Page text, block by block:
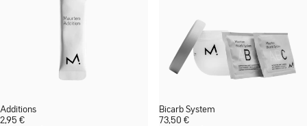
Additions
2,95 €
Bicarb System
73,50 €